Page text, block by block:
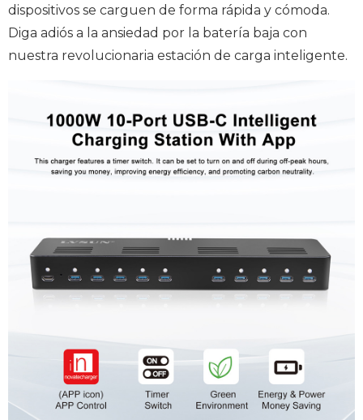
dispositivos se carguen de forma rápida y cómoda.
Diga adiós a la ansiedad por la batería baja con
nuestra revolucionaria estación de carga inteligente.